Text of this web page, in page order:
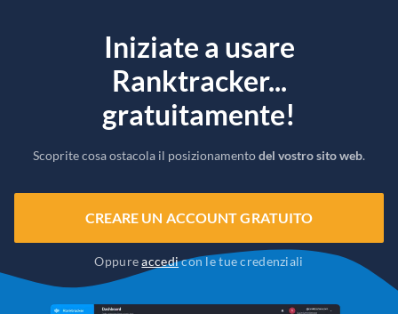
Iniziate a usare
Ranktracker...
gratuitamente!
Scoprite cosa ostacola il posizionamentodel vostro sito web.
CREARE UN ACCOUNT GRATUITO
Oppureaccedicon le tue credenziali